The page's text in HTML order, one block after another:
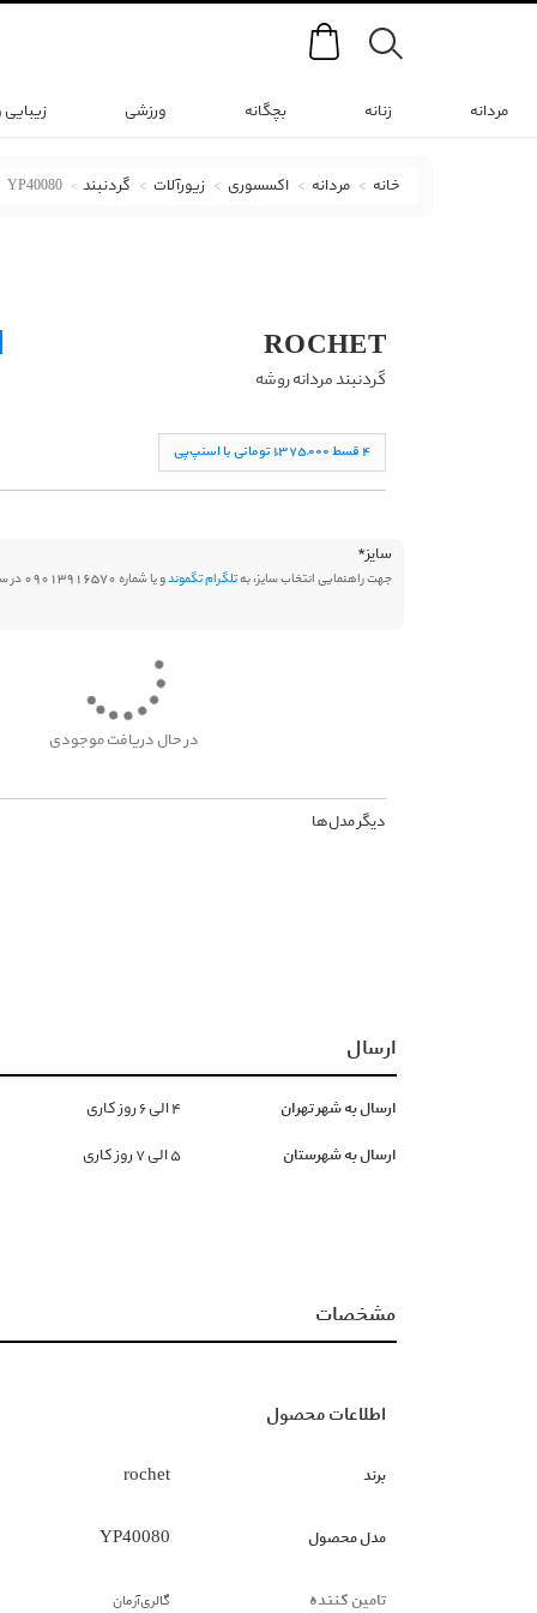
Search
مردانه زنانه بچگانه ورزشی
خانه مردانه اکسسوری زیورآلات گردنبند YP40080
ROCHET
گردنبند مردانه روشه
۴ قسط ١,۳۷۵,۰۰۰ تومانی با اسنپ‌پی
سایز*
جهت راهنمایی انتخاب سایز، بهتلگرام تگموندو یا شماره 09013916570 در سامانه بله پیام دهید.
در حال دریافت موجودی
دیگر مدل‌ها
ارسال
ارسال به شهر تهران ۴ الی ۶ روز کاری
ارسال به شهرستان ۵ الی ۷ روز کاری
مشخصات
اطلاعات محصول
برند rochet
مدل محصول YP40080
تامین کننده گالری‌آرمان